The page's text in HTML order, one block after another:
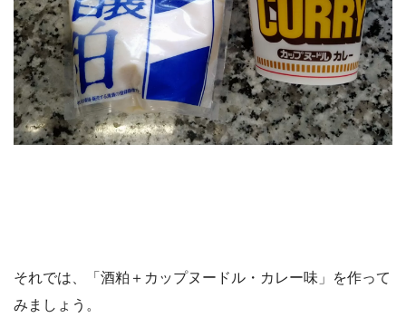
それでは、「酒粕＋カップヌードル・カレー味」を作って
みましょう。